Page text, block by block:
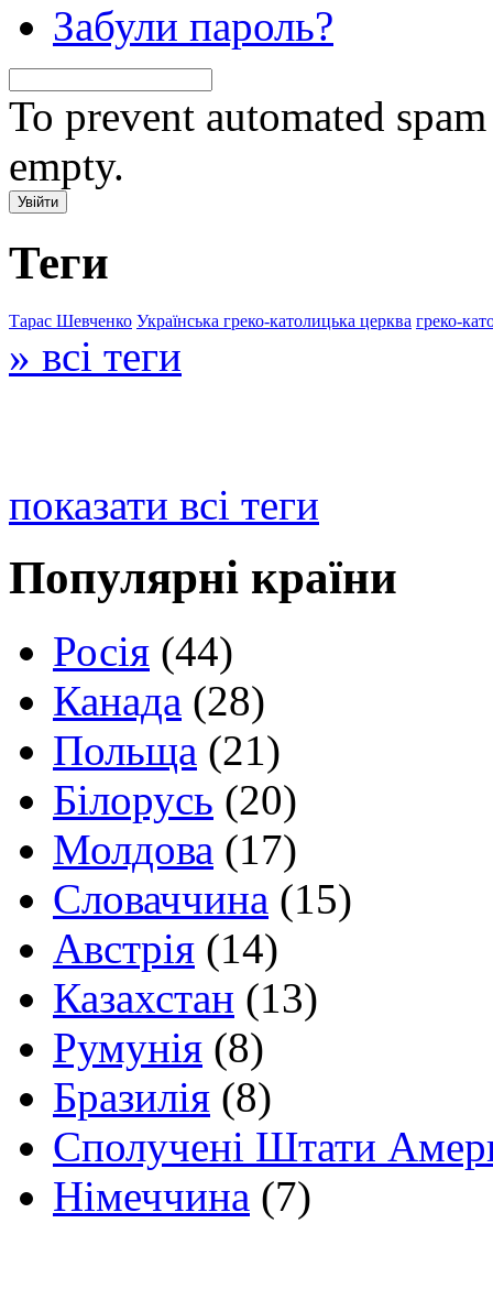
Забули пароль?
To prevent automated
empty.
Теги
Тарас Шевченко Українська греко-католицька церква греко-
» всі теги
показати всі теги
Популярні країни
Росія (44)
Канада (28)
Польща (21)
Білорусь (20)
Молдова (17)
Словаччина (15)
Австрія (14)
Казахстан (13)
Румунія (8)
Бразилія (8)
Сполучені Штати
Німеччина (7)